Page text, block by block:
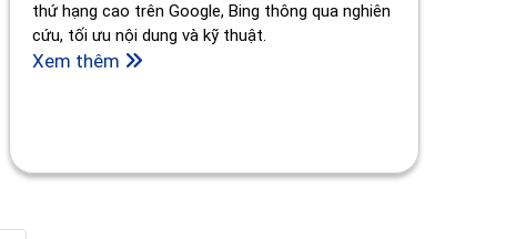
thứ hạng cao trên Google, Bing thông qua nghiên
cứu, tối ưu nội dung và kỹ thuật.
Xem thêm